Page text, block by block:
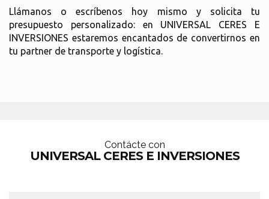
Llámanos o escríbenos hoy mismo y solicita tu
presupuesto personalizado: en UNIVERSAL CERES E
INVERSIONES estaremos encantados de convertirnos en
tu partner de transporte y logística.
Contácte con
UNIVERSAL CERES E INVERSIONES